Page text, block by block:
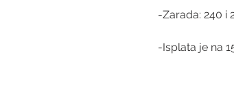
-Zarada: 240 i
-Isplata je na